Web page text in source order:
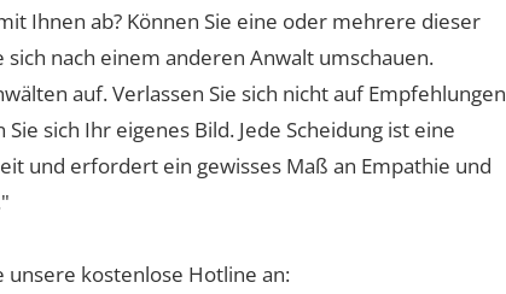
Ihnen ab? Können Sie eine oder mehrere dieser
nach einem anderen Anwalt umschauen.
auf. Verlassen Sie sich nicht auf Empfehlungen
sich Ihr eigenes Bild. Jede Scheidung ist eine
und erfordert ein gewisses Maß an Empathie und
unsere kostenlose Hotline an: